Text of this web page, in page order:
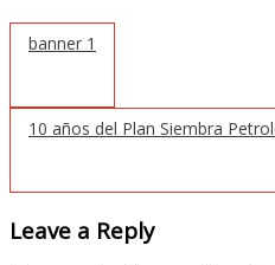
banner 1
10 años del Plan Siembra
Leave a Reply